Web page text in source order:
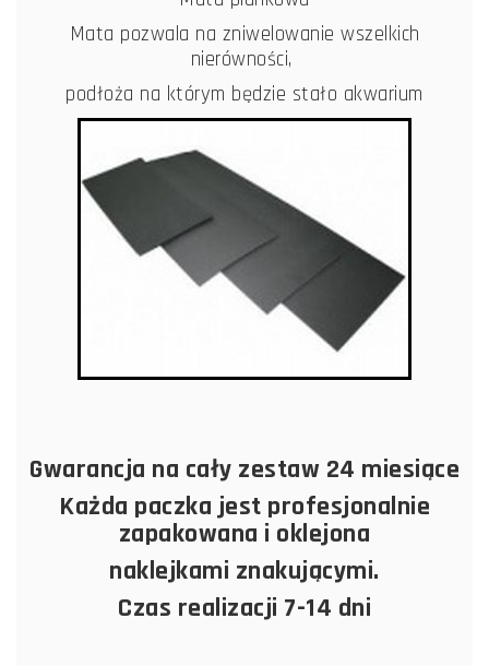
Mata pozwala na zniwelowanie wszelkich
nierówności,
podłoża na którym będzie stało akwarium
Gwarancja na cały zestaw 24 miesiące
Każda paczka jest profesjonalnie
zapakowana i oklejona
naklejkami znakującymi.
Czas realizacji 7-14 dni